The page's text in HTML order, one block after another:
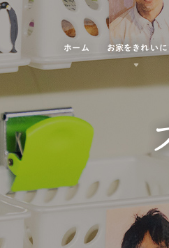
ホーム お家をきれいに